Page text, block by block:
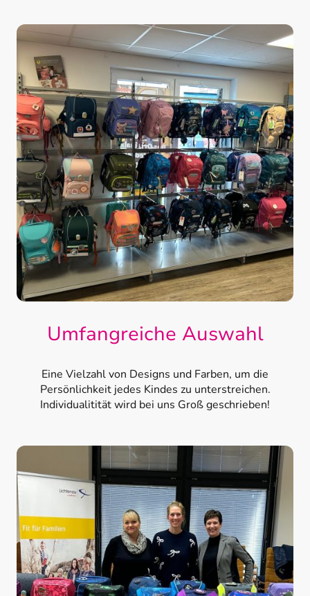
Umfangreiche Auswahl
Eine Vielzahl von Designs und Farben, um die
Persönlichkeit jedes Kindes zu unterstreichen.
Individualitität wird bei uns Groß geschrieben!